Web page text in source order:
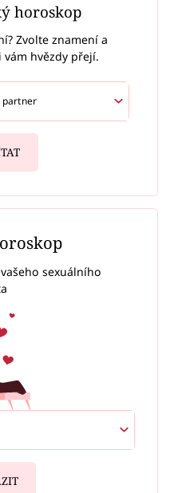
horoskop
Zvolte znamení a
hvězdy přejí.
sexuálního